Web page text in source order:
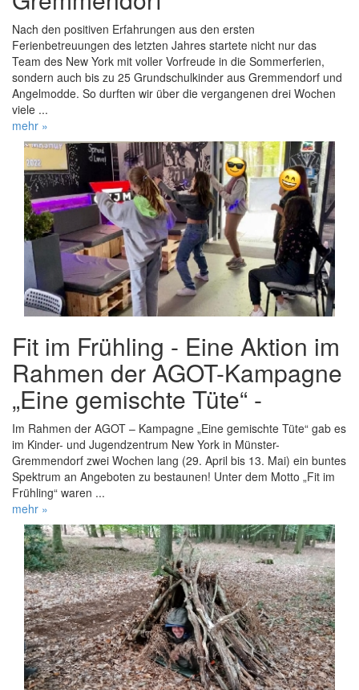
Nach den positiven Erfahrungen aus den ersten
Ferienbetreuungen des letzten Jahres startete nicht nur das
Team des New York mit voller Vorfreude in die Sommerferien,
sondern auch bis zu 25 Grundschulkinder aus Gremmendorf und
Angelmodde. So durften wir über die vergangenen drei Wochen
viele ...
mehr »
Fit im Frühling - Eine Aktion im
Rahmen der AGOT-Kampagne
„Eine gemischte Tüte“ -
Im Rahmen der AGOT – Kampagne „Eine gemischte Tüte“ gab es
im Kinder- und Jugendzentrum New York in Münster-
Gremmendorf zwei Wochen lang (29. April bis 13. Mai) ein buntes
Spektrum an Angeboten zu bestaunen! Unter dem Motto „Fit im
Frühling“ waren ...
mehr »